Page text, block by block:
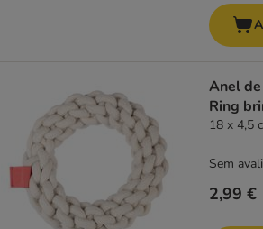
Anel
Ring
18 x 4,5
2,99 €
Sem